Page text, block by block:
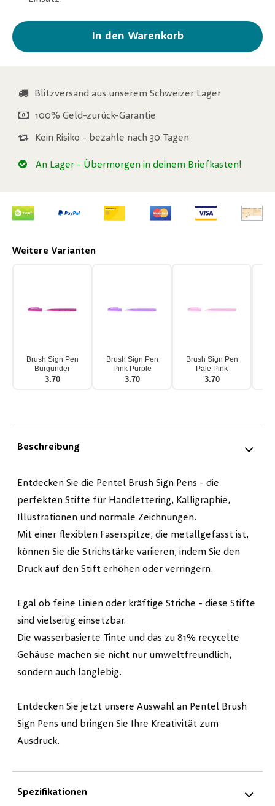
In den Warenkorb
Blitzversand aus unserem Schweizer Lager
100% Geld-zurück-Garantie
Kein Risiko - bezahle nach 30 Tagen
An Lager - Übermorgen in deinem Briefkasten!
Weitere Varianten
Brush Sign Pen
Burgunder
3.70
Brush Sign Pen
Pink Purple
3.70
Brush Sign Pen
Pale Pink
3.70
Beschreibung
Entdecken Sie die Pentel Brush Sign Pens - die
perfekten Stifte für Handlettering, Kalligraphie,
Illustrationen und normale Zeichnungen.
Mit einer flexiblen Faserspitze, die metallgefasst ist,
können Sie die Strichstärke variieren, indem Sie den
Druck auf den Stift erhöhen oder verringern.
Egal ob feine Linien oder kräftige Striche - diese Stifte
sind vielseitig einsetzbar.
Die wasserbasierte Tinte und das zu 81% recycelte
Gehäuse machen sie nicht nur umweltfreundlich,
sondern auch langlebig.
Entdecken Sie jetzt unsere Auswahl an Pentel Brush
Sign Pens und bringen Sie Ihre Kreativität zum
Ausdruck.
Spezifikationen